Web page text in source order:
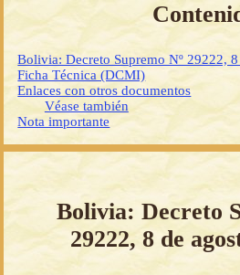
Bolivia: Decreto Supremo Nº 29222,
Ficha Técnica (DCMI)
Enlaces con otros documentos
Véase también
Nota importante
Bolivia: Decreto
29222, 8 de